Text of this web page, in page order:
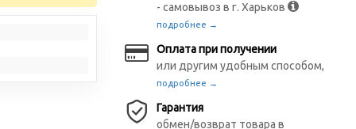
- самовывоз в г. Харьков
подробнее →
Оплата при получении
или другим удобным способом,
подробнее →
Гарантия
обмен/возврат товара в